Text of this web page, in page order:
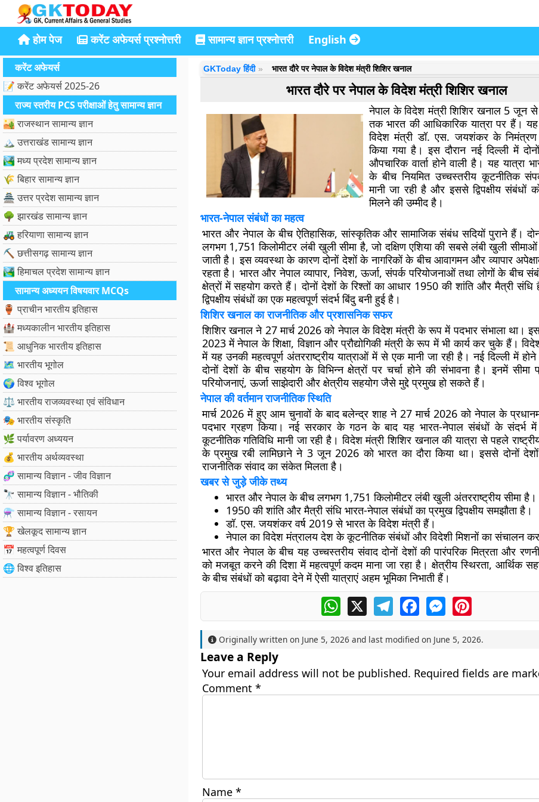
होम पेज करेंट अफेयर्स प्रश्नोत्तरी सामान्य ज्ञान प्रश्नोत्तरी English
करेंट अफेयर्स
📝 करेंट अफेयर्स 2025-26
राज्य स्तरीय PCS परीक्षाओं हेतु सामान्य ज्ञान
🏜️ राजस्थान सामान्य ज्ञान
🏔️ उत्तराखंड सामान्य ज्ञान
🏞️ मध्य प्रदेश सामान्य ज्ञान
🌾 बिहार सामान्य ज्ञान
🏯 उत्तर प्रदेश सामान्य ज्ञान
🌳 झारखंड सामान्य ज्ञान
🚜 हरियाणा सामान्य ज्ञान
⛏️ छत्तीसगढ़ सामान्य ज्ञान
🏞️ हिमाचल प्रदेश सामान्य ज्ञान
सामान्य अध्ययन विषयवार MCQs
🏺 प्राचीन भारतीय इतिहास
🏰 मध्यकालीन भारतीय इतिहास
📜 आधुनिक भारतीय इतिहास
🗺️ भारतीय भूगोल
🌍 विश्व भूगोल
⚖️ भारतीय राजव्यवस्था एवं संविधान
🎭 भारतीय संस्कृति
🌿 पर्यावरण अध्ययन
💰 भारतीय अर्थव्यवस्था
🧬 सामान्य विज्ञान - जीव विज्ञान
🔭 सामान्य विज्ञान - भौतिकी
⚗️ सामान्य विज्ञान - रसायन
🏆 खेलकूद सामान्य ज्ञान
📅 महत्वपूर्ण दिवस
🌐 विश्व इतिहास
GKToday हिंदी भारत दौरे पर नेपाल के विदेश मंत्री शिशिर खनाल
भारत दौरे पर नेपाल के विदेश मंत्री शिशिर खनाल
नेपाल के विदेश मंत्री शिशिर खनाल 5 जून
तक भारत की आधिकारिक यात्रा पर हैं। यह
विदेश मंत्री डॉ. एस. जयशंकर के
किया गया है। इस दौरान नई दिल्ली में
औपचारिक वार्ता होने वाली है। यह यात्रा
के बीच नियमित उच्चस्तरीय कूटनीतिक
मानी जा रही है और इससे द्विपक्षीय संबंधों
मिलने की उम्मीद है।
भारत-नेपाल संबंधों का महत्व
भारत और नेपाल के बीच ऐतिहासिक, सांस्कृतिक और सामाजिक संबंध सदियों पुराने हैं।
लगभग 1,751 किलोमीटर लंबी खुली सीमा है, जो दक्षिण एशिया की सबसे लंबी खुली
जाती है। इस व्यवस्था के कारण दोनों देशों के नागरिकों के बीच आवागमन और व्यापार
रहता है। भारत और नेपाल व्यापार, निवेश, ऊर्जा, संपर्क परियोजनाओं तथा लोगों के बीच
क्षेत्रों में सहयोग करते हैं। दोनों देशों के रिश्तों का आधार 1950 की शांति और मैत्री
द्विपक्षीय संबंधों का एक महत्वपूर्ण संदर्भ बिंदु बनी हुई है।
शिशिर खनाल का राजनीतिक और प्रशासनिक सफर
शिशिर खनाल ने 27 मार्च 2026 को नेपाल के विदेश मंत्री के रूप में पदभार संभाला था।
2023 में नेपाल के शिक्षा, विज्ञान और प्रौद्योगिकी मंत्री के रूप में भी कार्य कर चुके हैं।
में यह उनकी महत्वपूर्ण अंतरराष्ट्रीय यात्राओं में से एक मानी जा रही है। नई दिल्ली में
दोनों देशों के बीच सहयोग के विभिन्न क्षेत्रों पर चर्चा होने की संभावना है। इनमें सीमा
परियोजनाएं, ऊर्जा साझेदारी और क्षेत्रीय सहयोग जैसे मुद्दे प्रमुख हो सकते हैं।
नेपाल की वर्तमान राजनीतिक स्थिति
मार्च 2026 में हुए आम चुनावों के बाद बलेन्द्र शाह ने 27 मार्च 2026 को नेपाल के
पदभार ग्रहण किया। नई सरकार के गठन के बाद यह भारत-नेपाल संबंधों के संदर्भ में
कूटनीतिक गतिविधि मानी जा रही है। विदेश मंत्री शिशिर खनाल की यात्रा से पहले
के प्रमुख रबी लामिछाने ने 3 जून 2026 को भारत का दौरा किया था। इससे दोनों
राजनीतिक संवाद का संकेत मिलता है।
खबर से जुड़े जीके तथ्य
भारत और नेपाल के बीच लगभग 1,751 किलोमीटर लंबी खुली अंतरराष्ट्रीय सीमा है।
1950 की शांति और मैत्री संधि भारत-नेपाल संबंधों का प्रमुख द्विपक्षीय समझौता है।
डॉ. एस. जयशंकर वर्ष 2019 से भारत के विदेश मंत्री हैं।
नेपाल का विदेश मंत्रालय देश के कूटनीतिक संबंधों और विदेशी मिशनों का संचालन
भारत और नेपाल के बीच यह उच्चस्तरीय संवाद दोनों देशों की पारंपरिक मित्रता और
को मजबूत करने की दिशा में महत्वपूर्ण कदम माना जा रहा है। क्षेत्रीय स्थिरता, आर्थिक
के बीच संबंधों को बढ़ावा देने में ऐसी यात्राएं अहम भूमिका निभाती हैं।
WhatsApp
X TelegramFacebookMessengerPinterest
Originally written on June 5, 2026 and last modified on June 5, 2026.
Leave a Reply
Your email address will not be published. Required fields are
Comment *
Name *